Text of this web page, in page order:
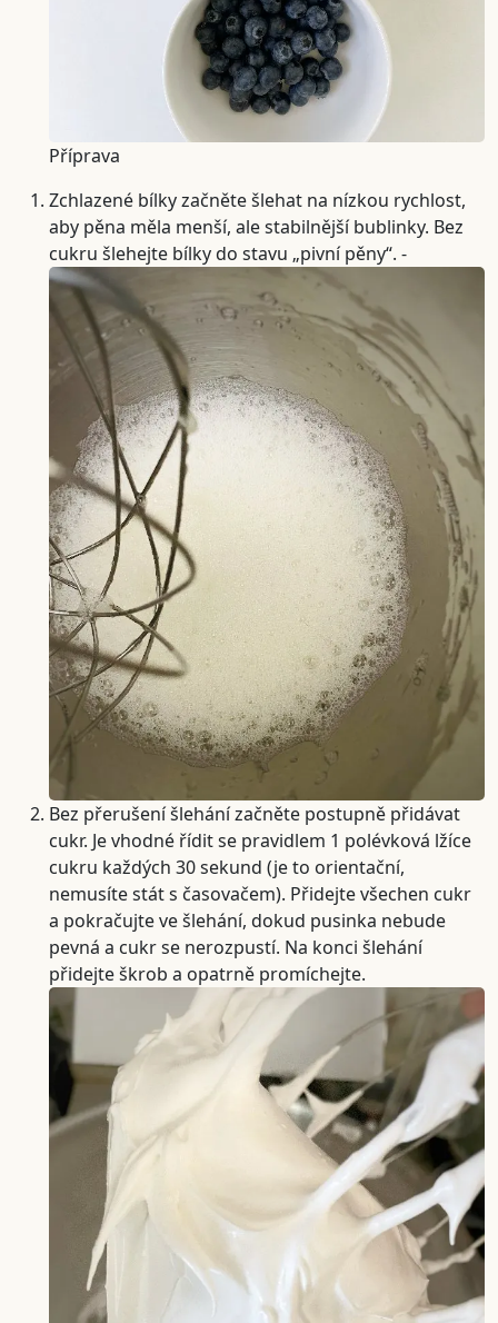
Příprava
Zchlazené bílky začněte šlehat na nízkou rychlost,
aby pěna měla menší, ale stabilnější bublinky. Bez
cukru šlehejte bílky do stavu „pivní pěny“. -
Bez přerušení šlehání začněte postupně přidávat
cukr. Je vhodné řídit se pravidlem 1 polévková lžíce
cukru každých 30 sekund (je to orientační,
nemusíte stát s časovačem). Přidejte všechen cukr
a pokračujte ve šlehání, dokud pusinka nebude
pevná a cukr se nerozpustí. Na konci šlehání
přidejte škrob a opatrně promíchejte.